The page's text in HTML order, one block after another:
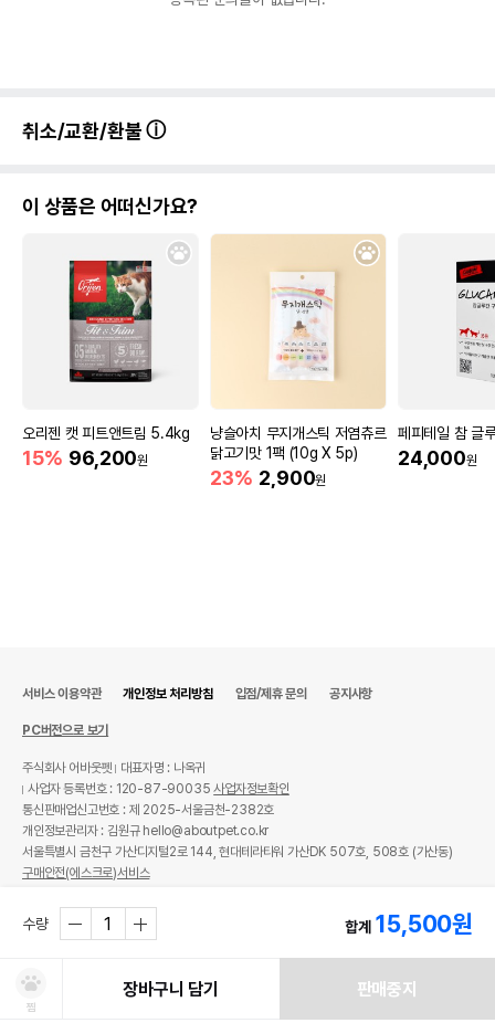
취소/교환/환불
이 상품은 어떠신가요?
오리젠 캣 피트앤트림 5.4kg
15% 96,200원
냥슬아치 무지개스틱 저염츄르
닭고기맛 1팩 (10g X 5p)
23% 2,900원
페피테일 참 글
24,000원
수량 합계 15,500원
찜
장바구니 담기 판매중지
서비스 이용약관 개인정보 처리방침 입점/제휴 문의 공지사항
PC버전으로 보기
주식회사 어바웃펫
대표자명 : 나옥귀
사업자 등록번호 : 120-87-90035사업자정보확인
통신판매업신고번호 : 제 2025-서울금천-2382호
개인정보관리자 : 김원규 hello@aboutpet.co.kr
서울특별시 금천구 가산디지털2로 144, 현대테라타워 가산DK 507호, 508호 (가산동)
구매안전(에스크로)서비스